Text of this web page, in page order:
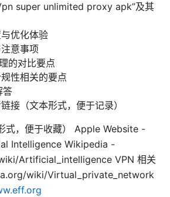
super unlimited proxy apk”及其
优化体验
意事项
的对比要点
性相关的要点
答
接（文本形式，便于记录）
式，便于收藏） Apple Website -
Intelligence Wikipedia -
Artificial_intelligence VPN 相关
wiki/Virtual_private_network